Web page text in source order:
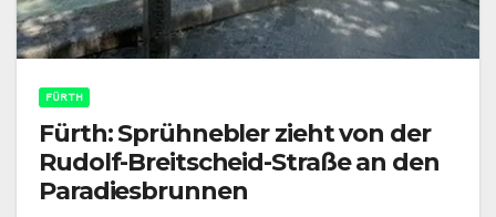
FÜRTH
Fürth: Sprühnebler zieht von der
Rudolf-Breitscheid-Straße an den
Paradiesbrunnen